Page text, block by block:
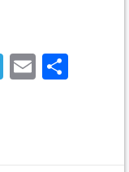
Telegram
Email